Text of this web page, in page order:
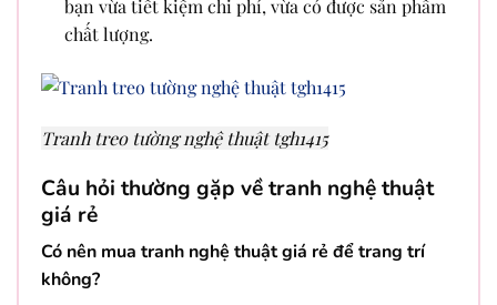
bạn vừa tiết kiệm chi phí, vừa có được sản phẩm
chất lượng.
Tranh treo tường nghệ thuật tgh1415
Câu hỏi thường gặp về tranh nghệ thuật
giá rẻ
Có nên mua tranh nghệ thuật giá rẻ để trang trí
không?